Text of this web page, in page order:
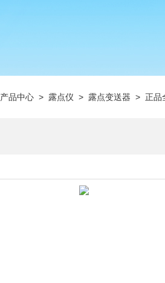
产品中心 > 露点仪 > 露点变送器 > 正品